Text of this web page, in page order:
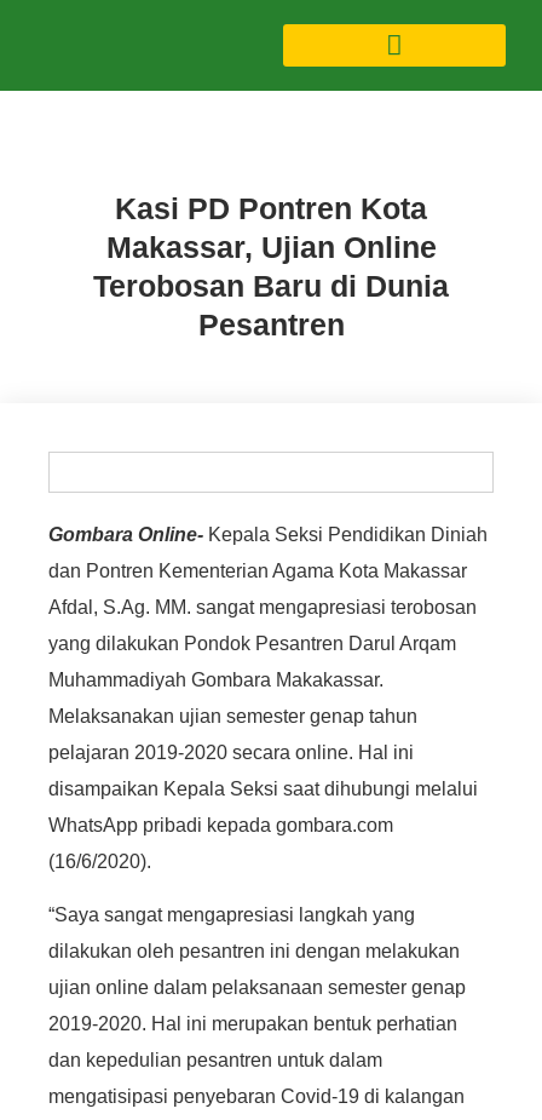
Kasi PD Pontren Kota
Makassar, Ujian Online
Terobosan Baru di Dunia
Pesantren
Gombara Online- Kepala Seksi Pendidikan Diniah
dan Pontren Kementerian Agama Kota Makassar
Afdal, S.Ag. MM. sangat mengapresiasi terobosan
yang dilakukan Pondok Pesantren Darul Arqam
Muhammadiyah Gombara Makakassar.
Melaksanakan ujian semester genap tahun
pelajaran 2019-2020 secara online. Hal ini
disampaikan Kepala Seksi saat dihubungi melalui
WhatsApp pribadi kepada gombara.com
(16/6/2020).
“Saya sangat mengapresiasi langkah yang
dilakukan oleh pesantren ini dengan melakukan
ujian online dalam pelaksanaan semester genap
2019-2020. Hal ini merupakan bentuk perhatian
dan kepedulian pesantren untuk dalam
mengatisipasi penyebaran Covid-19 di kalangan